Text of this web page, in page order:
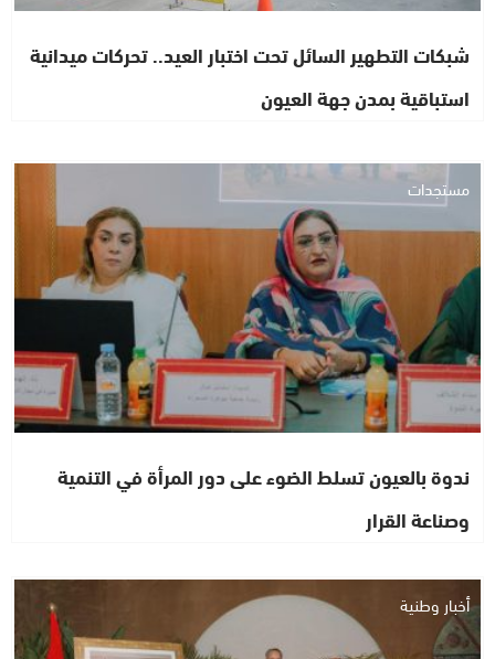
شبكات التطهير السائل تحت اختبار العيد.. تحركات ميدانية
استباقية بمدن جهة العيون
مستجدات
ندوة بالعيون تسلط الضوء على دور المرأة في التنمية
وصناعة القرار
أخبار وطنية